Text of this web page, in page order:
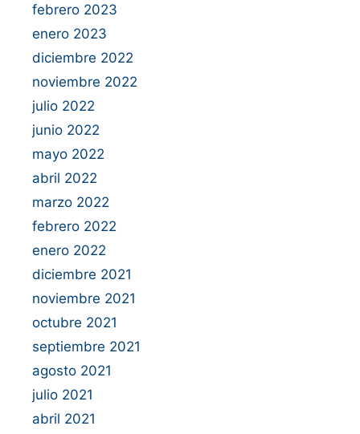
febrero 2023
enero 2023
diciembre 2022
noviembre 2022
julio 2022
junio 2022
mayo 2022
abril 2022
marzo 2022
febrero 2022
enero 2022
diciembre 2021
noviembre 2021
octubre 2021
septiembre 2021
agosto 2021
julio 2021
abril 2021